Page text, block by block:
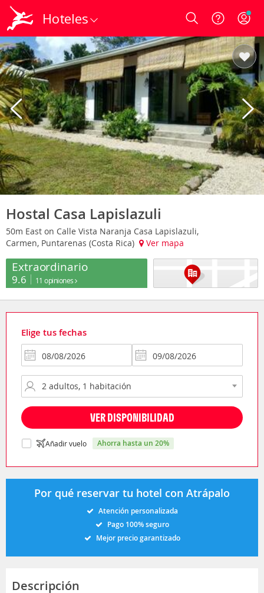
Hoteles Login
Hostal Casa Lapislazuli
50m East on Calle Vista Naranja Casa Lapislazuli,
Carmen, Puntarenas (Costa Rica)
Ver mapa
Extraordinario
9.6 11 opiniones
Elige tus fechas
VER DISPONIBILIDAD
Añadir vuelo ahorra hasta un 20%
Por qué reservar tu hotel con Atrápalo
Atención personalizada
Pago 100% seguro
Mejor precio garantizado
Descripción